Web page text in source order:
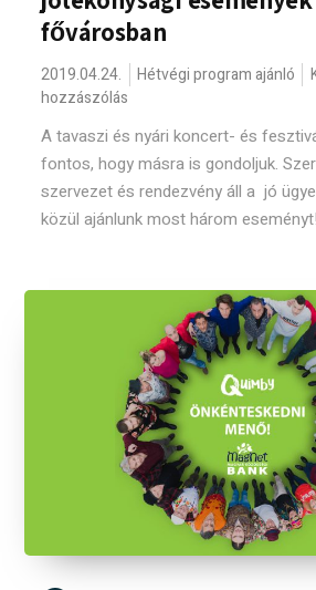
fővárosban
2019.04.24. Hétvégi program ajánló
hozzászólás
A tavaszi és nyári koncert- és
fontos, hogy másra is gondoljuk.
szervezet és rendezvény áll a jó
közül ajánlunk most három